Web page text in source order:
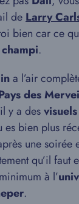
de Larry
bien car ce
.
a l’air
des
y a desvisuels
es bien plus
une soirée
qu’il faut
à l’
.